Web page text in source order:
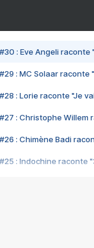
#30 : Eve Angeli
#29 : MC Solaar raconte
#28 : Lorie raconte "Je
#27 : Christophe Willem
#26 : Chimène Badi
#25 : Indochine raconte